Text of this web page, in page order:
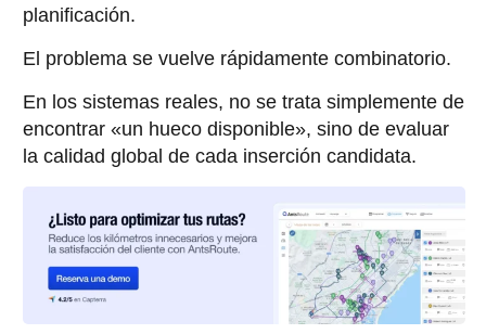
planificación.
El problema se vuelve rápidamente combinatorio.
En los sistemas reales, no se trata simplemente de
encontrar «un hueco disponible», sino de evaluar
la calidad global de cada inserción candidata.